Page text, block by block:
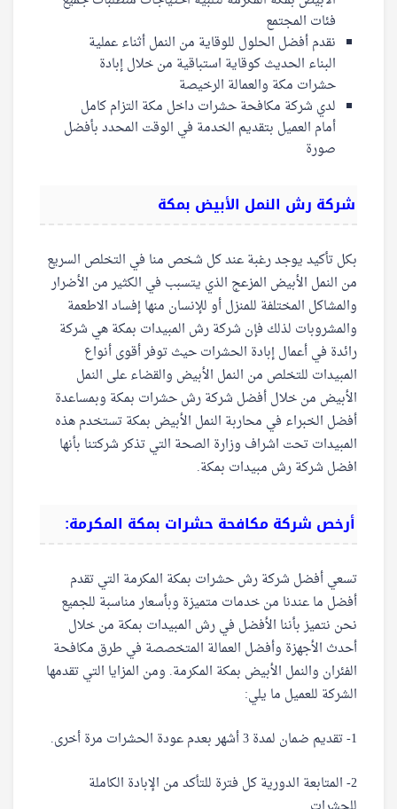
فئات المجتمع
نقدم أفضل الحلول للوقاية من النمل أثناء عملية
البناء الحديث كوقاية استباقية من خلال إبادة
حشرات مكة والعمالة الرخيصة
لدي شركة مكافحة حشرات داخل مكة التزام كامل
أمام العميل بتقديم الخدمة في الوقت المحدد بأفضل
صورة
شركة رش النمل الأبيض بمكة
بكل تأكيد يوجد رغبة عند كل شخص منا في التخلص السريع
من النمل الأبيض المزعج الذي يتسبب في الكثير من الأضرار
والمشاكل المختلفة للمنزل أو للإنسان منها إفساد الاطعمة
والمشروبات لذلك فإن شركة رش المبيدات بمكة هي شركة
رائدة في أعمال إبادة الحشرات حيث توفر أقوى أنواع
المبيدات للتخلص من النمل الأبيض والقضاء على النمل
الأبيض من خلال أفضل شركة رش حشرات بمكة وبمساعدة
أفضل الخبراء في محاربة النمل الأبيض بمكة تستخدم هذه
المبيدات تحت اشراف وزارة الصحة التي تذكر شركتنا بأنها
افضل شركة رش مبيدات بمكة.
أرخص شركة مكافحة حشرات بمكة المكرمة:
تسعي أفضل شركة رش حشرات بمكة المكرمة التي تقدم
أفضل ما عندنا من خدمات متميزة وبأسعار مناسبة للجميع
نحن نتميز بأننا الأفضل في رش المبيدات بمكة من خلال
أحدث الأجهزة وأفضل العمالة المتخصصة في طرق مكافحة
الفئران والنمل الأبيض بمكة المكرمة. ومن المزايا التي تقدمها
الشركة للعميل ما يلي:
1- تقديم ضمان لمدة 3 أشهر بعدم عودة الحشرات مرة أخرى.
2- المتابعة الدورية كل فترة للتأكد من الإبادة الكاملة